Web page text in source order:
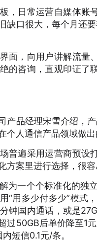
，日常运营自媒体账
缺口很大，每个月还
面，向用户讲解流量
的咨询，直观印证了
产品经理宋雪介绍，
个人通信产品领域做
普遍采用运营商预设
方案里进行选择，很
为一个个标准化的独
“用多少付多少”模式
钟国内通话，或是
过50GB后单价降至1
短信0.1元/条。